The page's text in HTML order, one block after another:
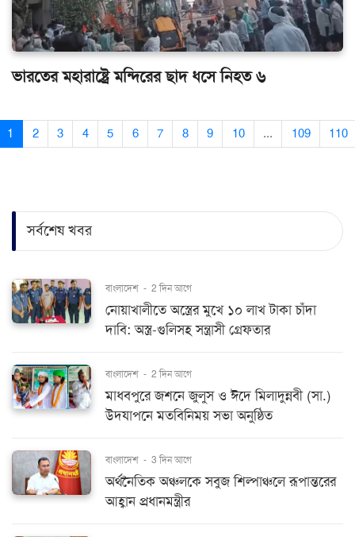
ভারতের মহারাষ্ট্রে মন্দিরের ছাদ ধসে নিহত ৬
1 2 3 4 5 6 7 8 9 10 ... 109 110
সর্বশেষ খবর
বাংলাদেশ - 2 দিন আগে
নোয়াখালীতে অস্ত্রের মুখে ১০ লাখ টাকা চাঁদা
দাবি: অস্ত্র-গুলিসহ সন্ত্রাসী গ্রেফতার
বাংলাদেশ - 2 দিন আগে
মাধবপুরে জশনে জুলুস ও ঈদে মিলাদুন্নবী (সা.)
উদযাপনে মতবিনিময় সভা অনুষ্ঠিত
বাংলাদেশ - 3 দিন আগে
অর্থনৈতিক অঞ্চলকে সবুজ শিল্পাঞ্চলে রূপান্তরের
আহ্বান প্রধানমন্ত্রীর